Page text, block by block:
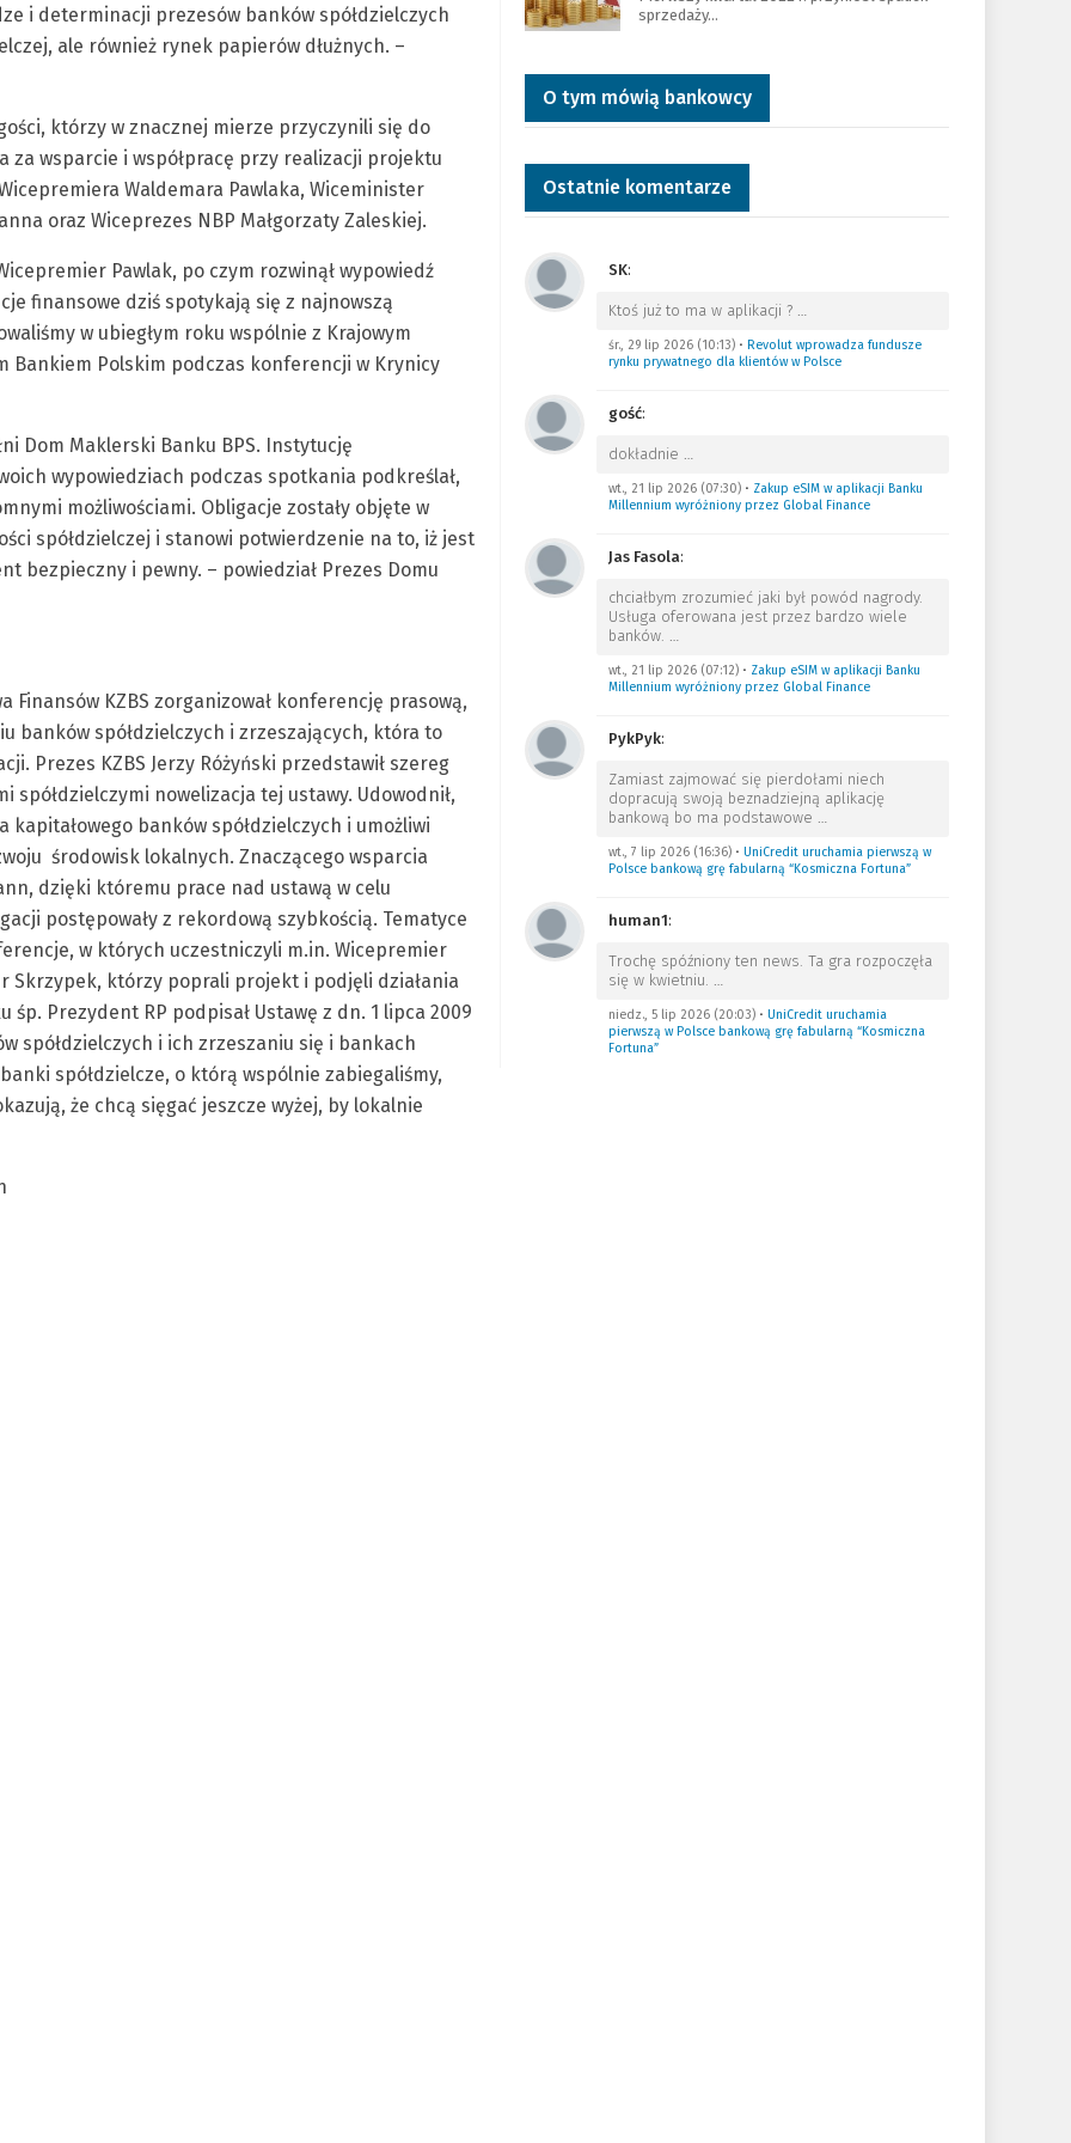
i determinacji prezesów banków spółdzielczych
ale również rynek papierów dłużnych. –
którzy w znacznej mierze przyczynili się do
za wsparcie i współpracę przy realizacji projektu
Waldemara Pawlaka, Wiceminister
oraz Wiceprezes NBP Małgorzaty Zaleskiej.
Pawlak, po czym rozwinął wypowiedź
finansowe dziś spotykają się z najnowszą
w ubiegłym roku wspólnie z Krajowym
Bankiem Polskim podczas konferencji w Krynicy
Dom Maklerski Banku BPS. Instytucję
wypowiedziach podczas spotkania podkreślał,
możliwościami. Obligacje zostały objęte w
spółdzielczej i stanowi potwierdzenie na to, iż jest
bezpieczny i pewny. – powiedział Prezes Domu
KZBS zorganizował konferencję prasową,
banków spółdzielczych i zrzeszających, która to
Prezes KZBS Jerzy Różyński przedstawił szereg
nowelizacja tej ustawy. Udowodnił,
banków spółdzielczych i umożliwi
środowisk lokalnych. Znaczącego wsparcia
dzięki któremu prace nad ustawą w celu
postępowały z rekordową szybkością. Tematyce
w których uczestniczyli m.in. Wicepremier
Skrzypek, którzy poprali projekt i podjęli działania
Prezydent RP podpisał Ustawę z dn. 1 lipca 2009
spółdzielczych i ich zrzeszaniu się i bankach
spółdzielcze, o którą wspólnie zabiegaliśmy,
że chcą sięgać jeszcze wyżej, by lokalnie
sprzedaży…
O tym mówią bankowcy
Ostatnie komentarze
SK:
Ktoś już to ma w aplikacji ? …
śr., 29 lip 2026 (10:13)• Revolut wprowadza fundusze
rynku prywatnego dla klientów w Polsce
gość:
dokładnie …
wt., 21 lip 2026 (07:30)• Zakup eSIM w aplikacji Banku
Millennium wyróżniony przez Global Finance
Jas Fasola:
chciałbym zrozumieć jaki był powód nagrody.
Usługa oferowana jest przez bardzo wiele
banków. …
wt., 21 lip 2026 (07:12)• Zakup eSIM w aplikacji Banku
Millennium wyróżniony przez Global Finance
PykPyk:
Zamiast zajmować się pierdołami niech
dopracują swoją beznadziejną aplikację
bankową bo ma podstawowe …
wt., 7 lip 2026 (16:36)• UniCredit uruchamia pierwszą w
Polsce bankową grę fabularną “Kosmiczna Fortuna”
human1:
Trochę spóźniony ten news. Ta gra rozpoczęła
się w kwietniu. …
niedz., 5 lip 2026 (20:03)• UniCredit uruchamia
pierwszą w Polsce bankową grę fabularną “Kosmiczna
Fortuna”